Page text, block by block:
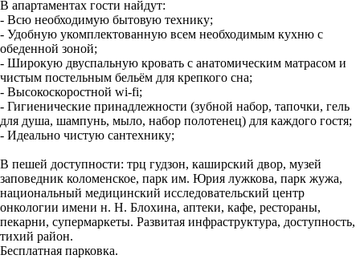
В апартаментах гости найдут:
- Всю необходимую бытовую технику;
- Удобную укомплектованную всем необходимым кухню с
обеденной зоной;
- Широкую двуспальную кровать с анатомическим матрасом и
чистым постельным бельём для крепкого сна;
- Высокоскоростной wi-fi;
- Гигиенические принадлежности (зубной набор, тапочки, гель
для душа, шампунь, мыло, набор полотенец) для каждого гостя;
- Идеально чистую сантехнику;
В пешей доступности: трц гудзон, каширский двор, музей
заповедник коломенское, парк им. Юрия лужкова, парк жужа,
национальный медицинский исследовательский центр
онкологии имени н. Н. Блохина, аптеки, кафе, рестораны,
пекарни, супермаркеты. Развитая инфраструктура, доступность,
тихий район.
Бесплатная парковка.